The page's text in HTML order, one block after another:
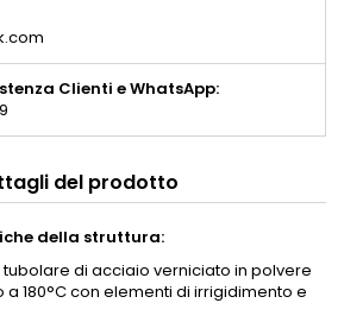
Clienti e WhatsApp:
del prodotto
della struttura:
di acciaio verniciato in polvere
180°C con elementi di irrigidimento e